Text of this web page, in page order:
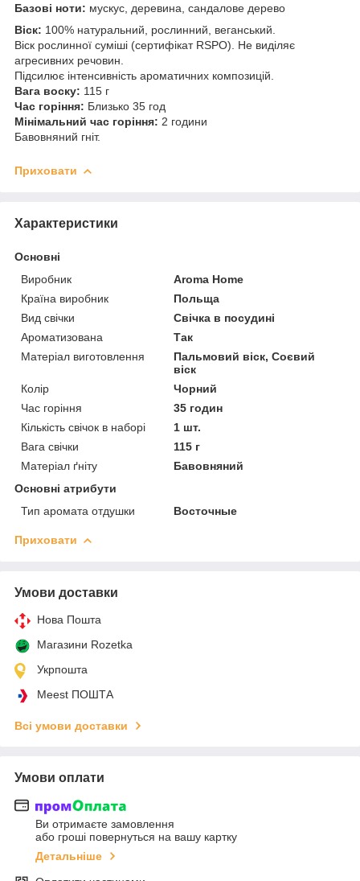
Базові ноти: мускус, деревина, сандалове дерево
Віск: 100% натуральний, рослинний, веганський.
Віск рослинної суміші (сертифікат RSPO). Не виділяє
агресивних речовин.
Підсилює інтенсивність ароматичних композицій.
Вага воску: 115 г
Час горіння: Близько 35 год
Мінімальний час горіння: 2 години
Бавовняний гніт.
Приховати
Характеристики
Основні
Виробник
Aroma Home
Країна виробник
Польща
Вид свічки
Свічка в посудині
Ароматизована
Так
Матеріал виготовлення
Пальмовий віск, Соєвий
віск
Колір
Чорний
Час горіння
35 годин
Кількість свічок в наборі
1 шт.
Вага свічки
115 г
Матеріал ґніту
Бавовняний
Основні атрибути
Тип аромата отдушки
Восточные
Приховати
Умови доставки
Нова Пошта
Магазини Rozetka
Укрпошта
Meest ПОШТА
Всі умови доставки
Умови оплати
Ви отримаєте замовлення
або гроші повернуться на вашу картку
Детальніше